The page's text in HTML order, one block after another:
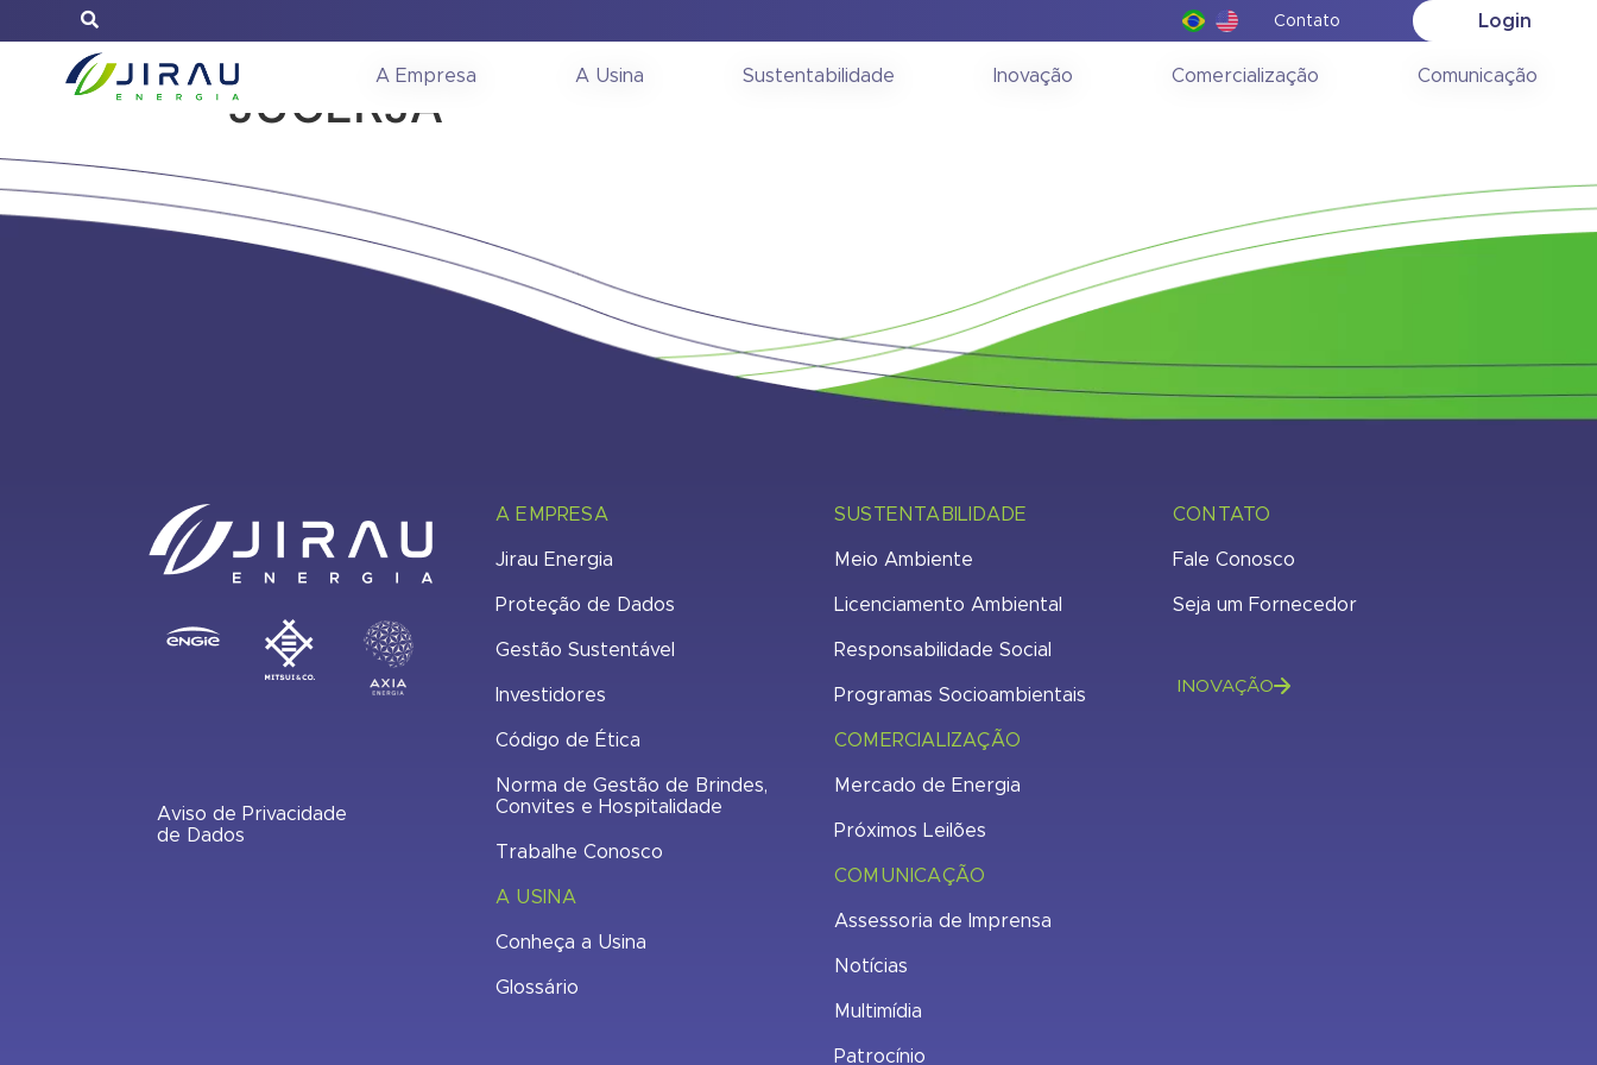
Contato Login
A Empresa A Usina Sustentabilidade Inovação Comercialização Comunicação
Ata Assembleia Geral Extraordinária 07/07/2014 –
JUCERJA
Aviso de Privacidade
de Dados
A EMPRESA
Jirau Energia
Proteção de Dados
Gestão Sustentável
Investidores
Código de Ética
Norma de Gestão de Brindes,
Convites e Hospitalidade
Trabalhe Conosco
A USINA
Conheça a Usina
Glossário
SUSTENTABILIDADE
Meio Ambiente
Licenciamento Ambiental
Responsabilidade Social
Programas Socioambientais
COMERCIALIZAÇÃO
Mercado de Energia
Próximos Leilões
COMUNICAÇÃO
Assessoria de Imprensa
Notícias
Multimídia
Patrocínio
CONTATO
Fale Conosco
Seja um Fornecedor
INOVAÇÃO